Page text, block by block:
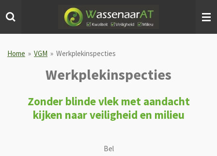
direct
hoofdinhoud
Home » VGM » Werkplekinspecties
Werkplekinspecties
Zonder blinde vlek met aandacht
kijken naar veiligheid en milieu
Bel